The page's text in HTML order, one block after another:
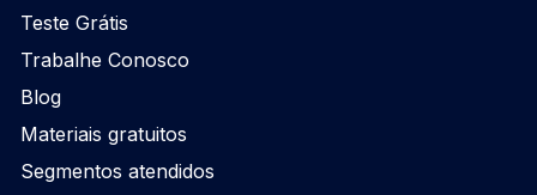
Teste Grátis
Trabalhe Conosco
Blog
Materiais gratuitos
Segmentos atendidos